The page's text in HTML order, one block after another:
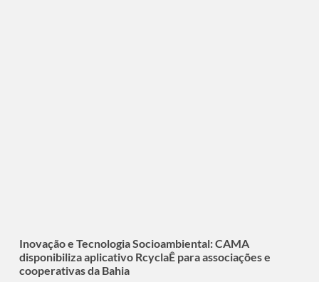
Inovação e Tecnologia Socioambiental: CAMA
disponibiliza aplicativo RcyclaÊ para associações e
cooperativas da Bahia